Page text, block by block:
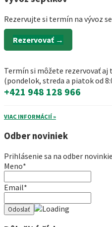
Rezervujte si termín na vývoz
Rezervovať →
Termín si môžete rezervovať
(pondelok, streda a piatok od
+421 948 128 966
VIAC INFORMÁCIÍ »
Odber noviniek
Prihlásenie sa na odber
Meno*
Email*